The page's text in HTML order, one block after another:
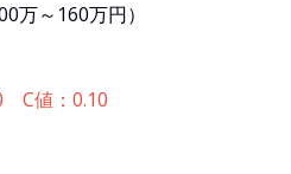
万～160万円）
C値：0.10